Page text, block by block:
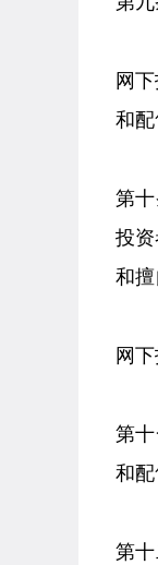
网
和
第
投
和擅
网
第
和
第